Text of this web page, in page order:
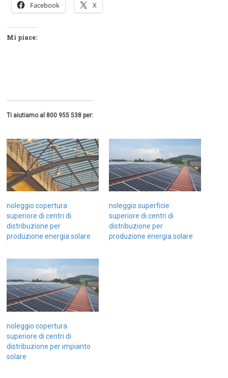
Facebook X
Mi piace:
Ti aiutiamo al 800 955 538 per:
noleggio copertura
superiore di centri di
distribuzione per
produzione energia solare
noleggio superficie
superiore di centri di
distribuzione per
produzione energia solare
noleggio copertura
superiore di centri di
distribuzione per impianto
solare